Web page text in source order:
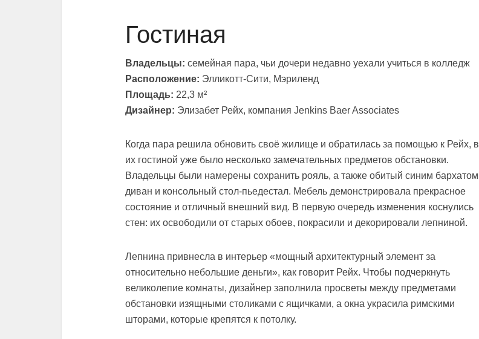
Гостиная
Владельцы: семейная пара, чьи дочери недавно уехали учиться в колледж
Расположение: Элликотт-Сити, Мэриленд
Площадь: 22,3 м²
Дизайнер: Элизабет Рейх, компания Jenkins Baer Associates
Когда пара решила обновить своё жилище и обратилась за помощью к Рейх, в
их гостиной уже было несколько замечательных предметов обстановки.
Владельцы были намерены сохранить рояль, а также обитый синим бархатом
диван и консольный стол-пьедестал. Мебель демонстрировала прекрасное
состояние и отличный внешний вид. В первую очередь изменения коснулись
стен: их освободили от старых обоев, покрасили и декорировали лепниной.
Лепнина привнесла в интерьер «мощный архитектурный элемент за
относительно небольшие деньги», как говорит Рейх. Чтобы подчеркнуть
великолепие комнаты, дизайнер заполнила просветы между предметами
обстановки изящными столиками с ящичками, а окна украсила римскими
шторами, которые крепятся к потолку.